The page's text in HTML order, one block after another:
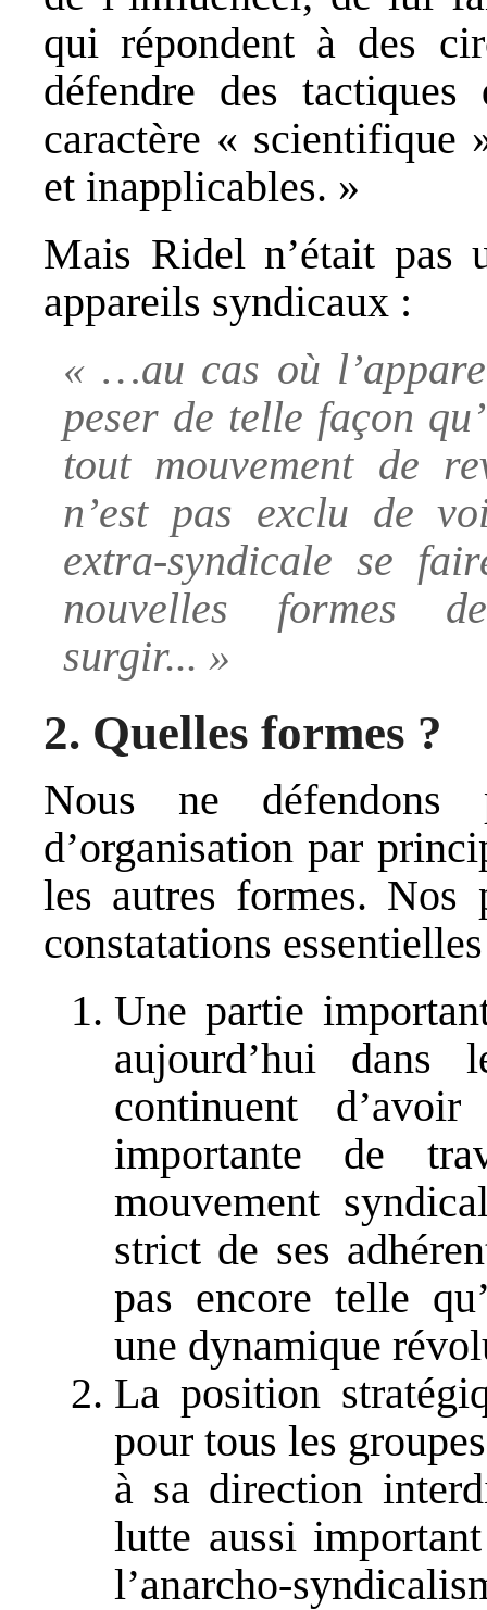
qui répondent à des
défendre des
caractère « scientifique
et inapplicables. »
Mais Ridel n’était
appareils syndicaux :
« …au cas où
peser de telle façon
tout mouvement de
n’est pas exclu de
extra-syndicale se
nouvelles formes
surgir... »
2. Quelles formes ?
Nous ne défendons
d’organisation par
les autres formes. Nos
constatations
Une partie
aujourd’hui dans
continuent
importante de
mouvement
strict de ses
pas encore telle
une dynamique
La position
pour tous les
à sa direction
lutte aussi
l’anarcho-